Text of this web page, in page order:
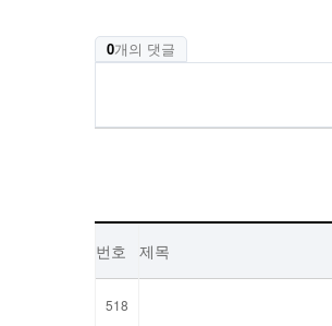
0개의 댓글
번호 제목
518